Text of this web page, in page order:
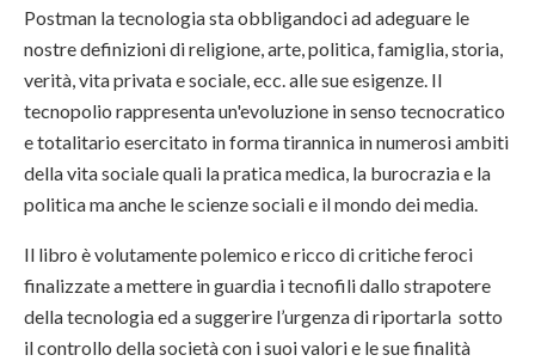
Postman la tecnologia sta obbligandoci ad adeguare le
nostre definizioni di religione, arte, politica, famiglia, storia,
verità, vita privata e sociale, ecc. alle sue esigenze. Il
tecnopolio rappresenta un'evoluzione in senso tecnocratico
e totalitario esercitato in forma tirannica in numerosi ambiti
della vita sociale quali la pratica medica, la burocrazia e la
politica ma anche le scienze sociali e il mondo dei media.
Il libro è volutamente polemico e ricco di critiche feroci
finalizzate a mettere in guardia i tecnofili dallo strapotere
della tecnologia ed a suggerire l’urgenza di riportarla sotto
il controllo della società con i suoi valori e le sue finalità